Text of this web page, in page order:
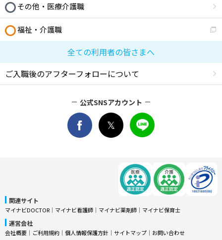
その他・医療介護職
福祉・介護職
全ての利用者の皆さまへ
ご入職後のアフターフォローについて
公式SNSアカウント
関連サイト
マイナビDOCTOR │ マイナビ看護師 │ マイナビ薬剤師 │ マイナビ保育士
運営会社
会社概要 │ ご利用規約 │ 個人情報保護方針 │ サイトマップ │ お問い合わせ